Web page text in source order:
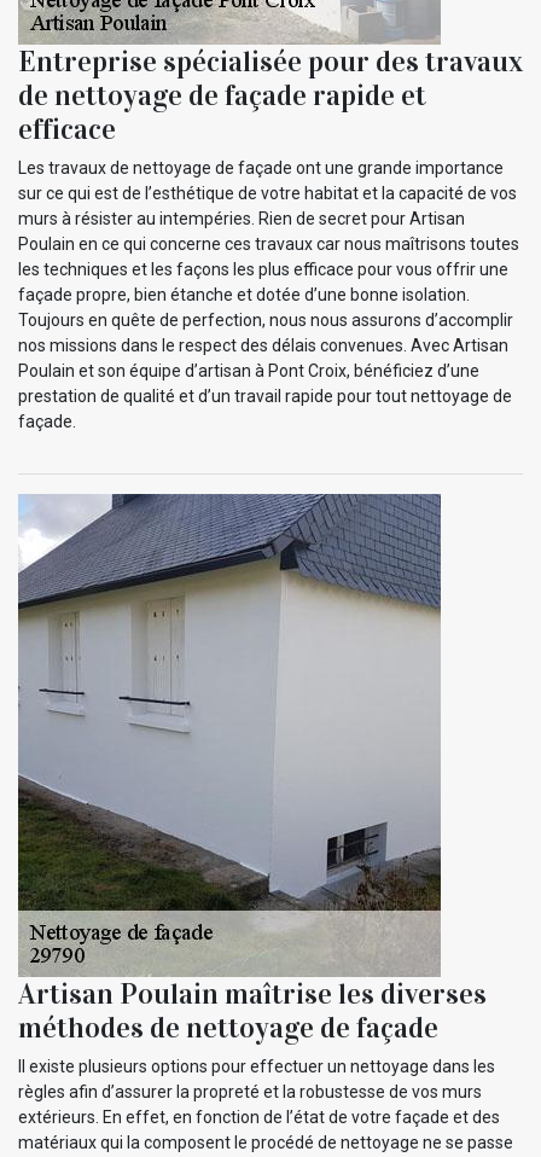
Entreprise spécialisée pour des travaux
de nettoyage de façade rapide et
efficace
Les travaux de nettoyage de façade ont une grande importance
sur ce qui est de l’esthétique de votre habitat et la capacité de vos
murs à résister au intempéries. Rien de secret pour Artisan
Poulain en ce qui concerne ces travaux car nous maîtrisons toutes
les techniques et les façons les plus efficace pour vous offrir une
façade propre, bien étanche et dotée d’une bonne isolation.
Toujours en quête de perfection, nous nous assurons d’accomplir
nos missions dans le respect des délais convenues. Avec Artisan
Poulain et son équipe d’artisan à Pont Croix, bénéficiez d’une
prestation de qualité et d’un travail rapide pour tout nettoyage de
façade.
Artisan Poulain maîtrise les diverses
méthodes de nettoyage de façade
Il existe plusieurs options pour effectuer un nettoyage dans les
règles afin d’assurer la propreté et la robustesse de vos murs
extérieurs. En effet, en fonction de l’état de votre façade et des
matériaux qui la composent le procédé de nettoyage ne se passe